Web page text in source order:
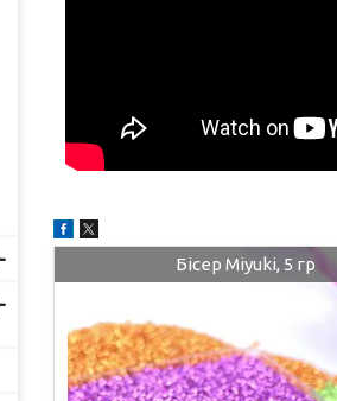
Бісер Miyuki, 5 гр